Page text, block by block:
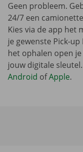
Geen probleem.
24/7 een
Kies via de app het
je gewenste Pick-
het ophalen open
jouw digitale
Android ofApple.